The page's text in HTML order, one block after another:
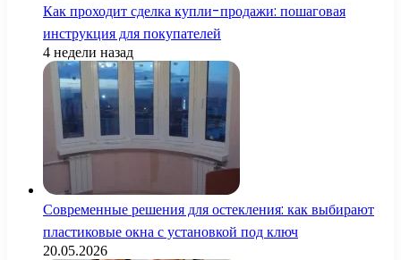
Как проходит сделка купли-продажи: пошаговая
инструкция для покупателей
4 недели назад
Современные решения для остекления: как выбирают
пластиковые окна с установкой под ключ
20.05.2026